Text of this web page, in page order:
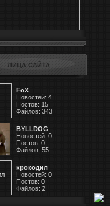
ЛИЦА САЙТА
FoX
Новостей: 4
Постов: 15
Файлов: 343
BYLLDOG
Новостей: 0
Постов: 0
Файлов: 55
крокодил
Новостей: 0
Постов: 0
Файлов: 2